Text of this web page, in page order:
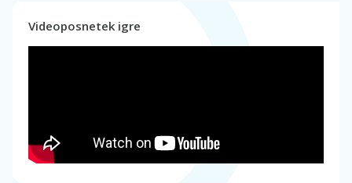
Videoposnetek igre